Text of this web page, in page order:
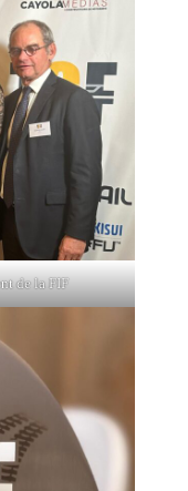
de la FIF